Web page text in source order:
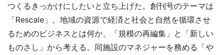
つくるきっかけにしたいと立ち上げた。創刊号のテーマは
「Rescale」。地域の資源で経済と社会と自然を循環させ
るためのビジネスとは何か、「規模の再編集」と「新しい
ものさし」から考える。同施設のマネジャーを務める「や